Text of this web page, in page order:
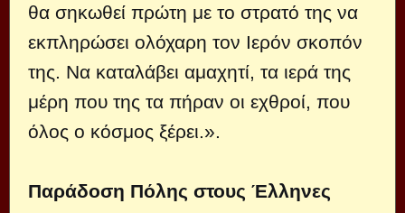
θα σηκωθεί πρώτη με το στρατό της να
εκπληρώσει ολόχαρη τον Ιερόν σκοπόν
της. Να καταλάβει αμαχητί, τα ιερά της
μέρη που της τα πήραν οι εχθροί, που
όλος ο κόσμος ξέρει.».
Παράδοση Πόλης στους Έλληνες